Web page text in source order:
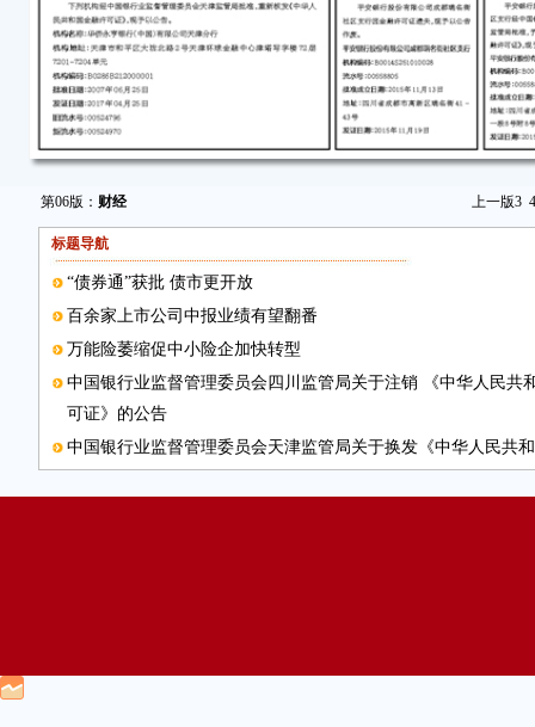
第06版： 财经 上一版3 4
标题导航
“债券通”获批 债市更开放
百余家上市公司中报业绩有望翻番
万能险萎缩促中小险企加快转型
中国银行业监督管理委员会四川监管局关于注销 《中华人民共
可证》的公告
中国银行业监督管理委员会天津监管局关于换发《中华人民共